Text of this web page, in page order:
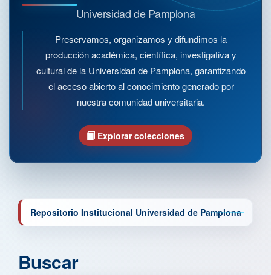
Universidad de Pamplona
Preservamos, organizamos y difundimos la
producción académica, científica, investigativa y
cultural de la Universidad de Pamplona, garantizando
el acceso abierto al conocimiento generado por
nuestra comunidad universitaria.
Explorar colecciones
Repositorio Institucional Universidad de Pamplona
Buscar